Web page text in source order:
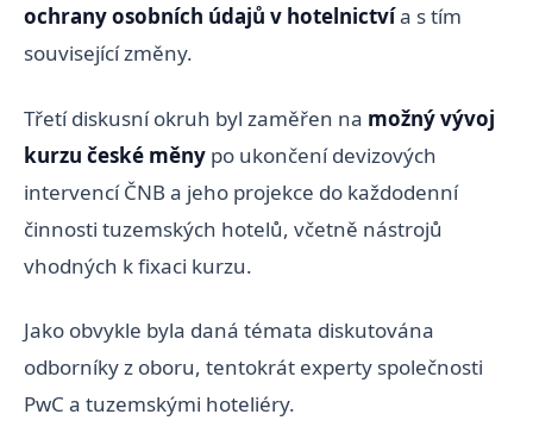
ochrany osobních údajů v hotelnictvía s tím
související změny.
Třetí diskusní okruh byl zaměřen na možný vývoj
kurzu české měny po ukončení devizových
intervencí ČNB a jeho projekce do každodenní
činnosti tuzemských hotelů, včetně nástrojů
vhodných k fixaci kurzu.
Jako obvykle byla daná témata diskutována
odborníky z oboru, tentokrát experty společnosti
PwC a tuzemskými hoteliéry.